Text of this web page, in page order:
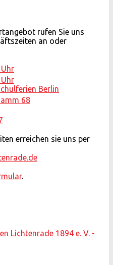
rufen Sie uns
an oder
Uhr
Uhr
Berlin
68
erreichen sie uns per
.